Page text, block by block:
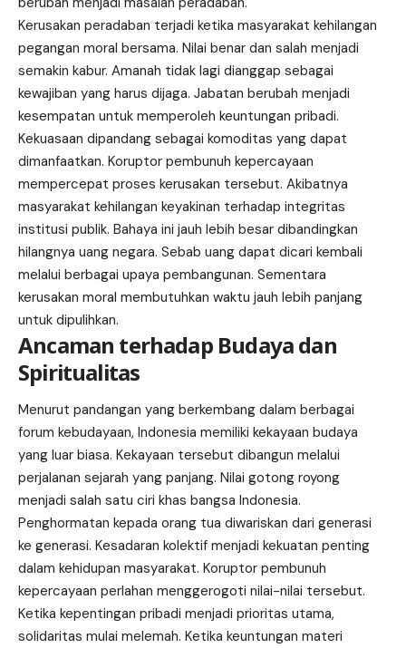
Kerusakan peradaban terjadi ketika masyarakat kehilangan
pegangan moral bersama. Nilai benar dan salah menjadi
semakin kabur. Amanah tidak lagi dianggap sebagai
kewajiban yang harus dijaga. Jabatan berubah menjadi
kesempatan untuk memperoleh keuntungan pribadi.
Kekuasaan dipandang sebagai komoditas yang dapat
dimanfaatkan. Koruptor pembunuh kepercayaan
mempercepat proses kerusakan tersebut. Akibatnya
masyarakat kehilangan keyakinan terhadap integritas
institusi publik. Bahaya ini jauh lebih besar dibandingkan
hilangnya uang negara. Sebab uang dapat dicari kembali
melalui berbagai upaya pembangunan. Sementara
kerusakan moral membutuhkan waktu jauh lebih panjang
untuk dipulihkan.
Ancaman terhadap Budaya dan
Spiritualitas
Menurut pandangan yang berkembang dalam berbagai
forum kebudayaan, Indonesia memiliki kekayaan budaya
yang luar biasa. Kekayaan tersebut dibangun melalui
perjalanan sejarah yang panjang. Nilai gotong royong
menjadi salah satu ciri khas bangsa Indonesia.
Penghormatan kepada orang tua diwariskan dari generasi
ke generasi. Kesadaran kolektif menjadi kekuatan penting
dalam kehidupan masyarakat. Koruptor pembunuh
kepercayaan perlahan menggerogoti nilai-nilai tersebut.
Ketika kepentingan pribadi menjadi prioritas utama,
solidaritas mulai melemah. Ketika keuntungan materi